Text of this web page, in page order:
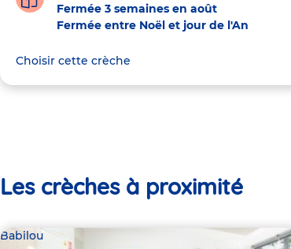
Fermée 3 semaines en août
Fermée entre Noël et jour de l'An
Choisir cette crèche
Les crèches à proximité
Babilou